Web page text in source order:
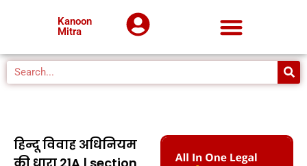
Kanoon
Mitra
हिन्दू विवाह अधिनियम
की धारा 21A | section